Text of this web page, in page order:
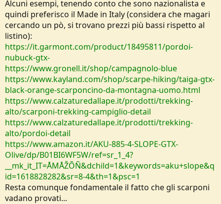
Alcuni esempi, tenendo conto che sono nazionalista e
quindi preferisco il Made in Italy (considera che magari
cercando un pò, si trovano prezzi più bassi rispetto al
listino):
https://it.garmont.com/product/18495811/pordoi-
nubuck-gtx-
https://www.gronell.it/shop/campagnolo-blue
https://www.kayland.com/shop/scarpe-hiking/taiga-gtx-
black-orange-scarponcino-da-montagna-uomo.html
https://www.calzaturedallape.it/prodotti/trekking-
alto/scarponi-trekking-campiglio-detail
https://www.calzaturedallape.it/prodotti/trekking-
alto/pordoi-detail
https://www.amazon.it/AKU-885-4-SLOPE-GTX-
Olive/dp/B01BI6WF5W/ref=sr_1_4?
__mk_it_IT=ÅMÅŽÕÑ&dchild=1&keywords=aku+slope&q
id=1618828282&sr=8-4&th=1&psc=1
Resta comunque fondamentale il fatto che gli scarponi
vadano provati...